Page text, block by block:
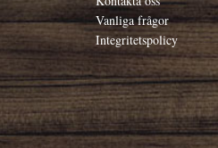
Vanliga frågor
Integritetspolicy